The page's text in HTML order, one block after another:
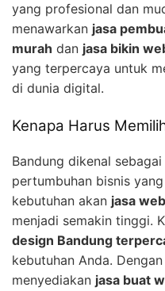
yang profesional dan
menawarkan jasa
murah dan jasa bikin
yang terpercaya untuk
di dunia digital.
Kenapa Harus
Bandung dikenal
pertumbuhan bisnis
kebutuhan akan jasa
menjadi semakin tinggi.
design Bandung
kebutuhan Anda.
menyediakan jasa buat